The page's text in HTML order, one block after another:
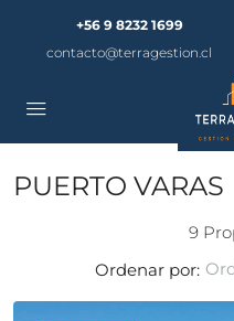
+56 9 8232 1699
contacto@terragestion.cl
PUERTO VARAS
9
Ordenar por: